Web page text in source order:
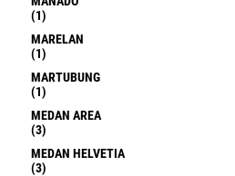
(1)
MARELAN
(1)
MARTUBUNG
(1)
MEDAN AREA
(3)
MEDAN HELVETIA
(3)